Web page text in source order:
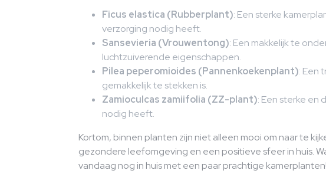
Ficus elastica (Rubberplant): Een sterke
verzorging nodig heeft.
Sansevieria (Vrouwentong): Een makkelijk te
luchtzuiverende eigenschappen.
Pilea peperomioides (Pannenkoekenplant): Een
gemakkelijk te stekken is.
Zamioculcas zamiifolia (ZZ-plant): Een sterke en
nodig heeft.
Kortom, binnen planten zijn niet alleen mooi om naar te
gezondere leefomgeving en een positieve sfeer in huis.
vandaag nog in huis met een paar prachtige kamerplanten!